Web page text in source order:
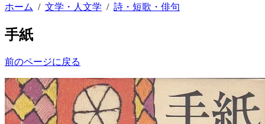
ホーム / 文学・人文学 / 詩・短歌・俳句
手紙
前のページに戻る